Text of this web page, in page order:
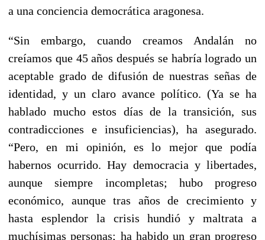
a una conciencia democrática aragonesa.
“Sin embargo, cuando creamos Andalán no
creíamos que 45 años después se habría logrado un
aceptable grado de difusión de nuestras señas de
identidad, y un claro avance político. (Ya se ha
hablado mucho estos días de la transición, sus
contradicciones e insuficiencias), ha asegurado.
“Pero, en mi opinión, es lo mejor que podía
habernos ocurrido. Hay democracia y libertades,
aunque siempre incompletas; hubo progreso
económico, aunque tras años de crecimiento y
hasta esplendor la crisis hundió y maltrata a
muchísimas personas; ha habido un gran progreso